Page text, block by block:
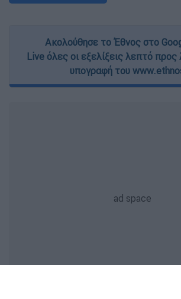
Ακολούθησε το Έθνος στο
Live όλες οι εξελίξεις λεπτό
υπογραφή του